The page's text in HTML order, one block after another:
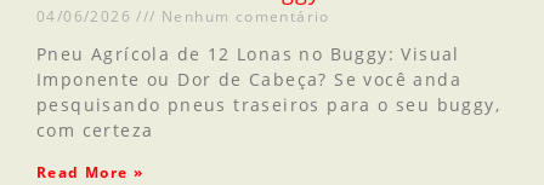
04/06/2026 Nenhum comentário
Pneu Agrícola de 12 Lonas no Buggy: Visual
Imponente ou Dor de Cabeça? Se você anda
pesquisando pneus traseiros para o seu buggy,
com certeza
Read More »